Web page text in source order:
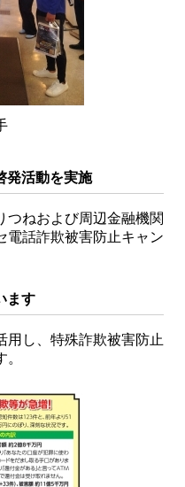
発活動を実施
つねおよび周辺金融機関
電話詐欺被害防止キャン
ます
用し、特殊詐欺被害防止